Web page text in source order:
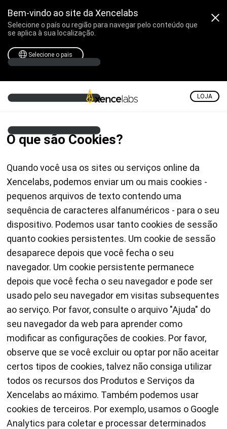
Bem-vindo ao site da Xencelabs
Selecione o país ou região para navegar pelo conteúdo que
se aplica à sua localização.
Selecione o pais
LOJA
Cookie Policy
O que são Cookies?
Quando você usa os sites ou serviços online da
Xencelabs, podemos enviar um ou mais cookies -
pequenos arquivos de texto contendo uma
sequência de caracteres alfanuméricos - para o seu
dispositivo. Podemos usar tanto cookies de sessão
quanto cookies persistentes. Um cookie de sessão
desaparece depois que você fecha o seu
navegador. Um cookie persistente permanece
depois que você fecha o seu navegador e pode ser
usado pelo seu navegador em visitas subsequentes
ao serviço. Por favor, consulte o arquivo "Ajuda" do
seu navegador da web para aprender como
modificar as configurações de cookies. Por favor,
observe que se você excluir ou optar por não aceitar
certos tipos de cookies, talvez não consiga utilizar
todos os recursos dos Produtos e Serviços da
Xencelabs ao máximo. Também podemos usar
cookies de terceiros. Por exemplo, usamos o Google
Analytics para coletar e processar determinados